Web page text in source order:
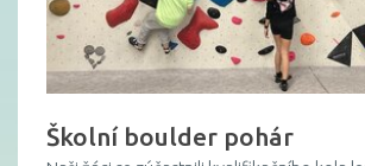
Školní boulder pohár